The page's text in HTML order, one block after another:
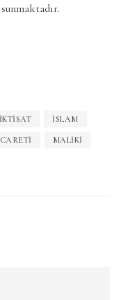
İKTISAT İSLAM
MALIKI